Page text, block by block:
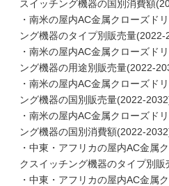
スイッチング機器の国別消費額
・南米の屋内AC金属クローズド
ング機器のタイプ別販売量(2022-
・南米の屋内AC金属クローズド
ング機器の用途別販売量(2022-
・南米の屋内AC金属クローズド
ング機器の国別販売量(2022-
・南米の屋内AC金属クローズド
ング機器の国別消費額(2022-
・中東・アフリカの屋内AC金属
クスイッチング機器のタイプ別
・中東・アフリカの屋内AC金属